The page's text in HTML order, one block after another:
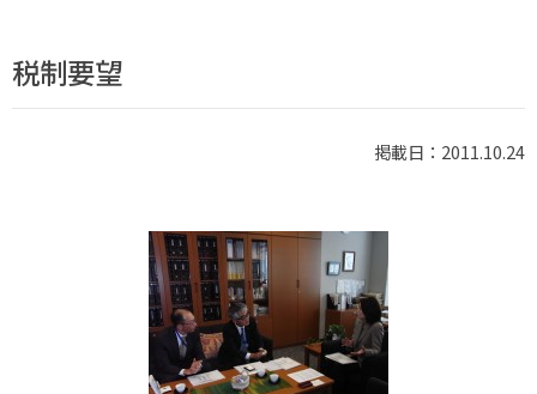
税制要望
掲載日：2011.10.24